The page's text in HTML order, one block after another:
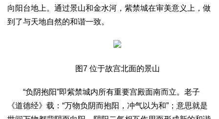
向阳台地上。通过景山和金水河，紫禁城在审美意义上，做
到了与天地自然的和谐一致。
图7 位于故宫北面的景山
“负阴抱阳”即紫禁城内所有重要宫殿面南而立。老子
《道德经》载：“万物负阴而抱阳，冲气以为和”；意思就是